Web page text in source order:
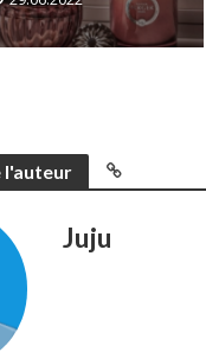
l'auteur
Juju